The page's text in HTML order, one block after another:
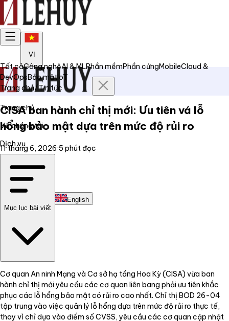
VI
Trang chủ
Về chúng tôi
Dịch vụ
Liên hệ
English
Tất cảCông nghệAI & MLPhần mềmPhần cứngMobileCloud &
DevOpsBảo mậtIoT
Trang chủ/Tin tức
CISA ban hành chỉ thị mới: Ưu tiên vá lỗ
hổng bảo mật dựa trên mức độ rủi ro
11 tháng 6, 2026·5 phút đọc
Mục lục bài viết
Cơ quan An ninh Mạng và Cơ sở hạ tầng Hoa Kỳ (CISA) vừa ban
hành chỉ thị mới yêu cầu các cơ quan liên bang phải ưu tiên khắc
phục các lỗ hổng bảo mật có rủi ro cao nhất. Chỉ thị BOD 26-04
tập trung vào việc quản lý lỗ hổng dựa trên mức độ rủi ro thực tế,
thay vì chỉ dựa vào điểm số CVSS, yêu cầu các cơ quan cập nhật